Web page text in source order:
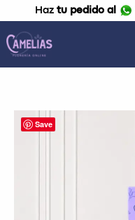
al
contenido
Haz tu pedido al
Ramo
buchón
Save